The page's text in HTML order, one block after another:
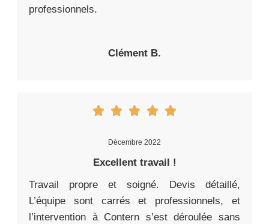
professionnels.
Clément B.
Décembre 2022
Excellent travail !
Travail propre et soigné. Devis détaillé,
L’équipe sont carrés et professionnels, et
l’intervention à Contern s’est déroulée sans